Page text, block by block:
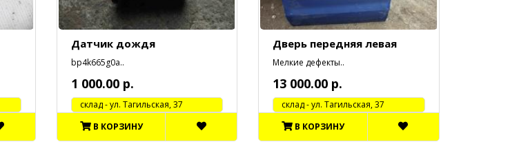
Датчик дождя
bp4k665g0a..
1 000.00 р.
cклад - ул. Тагильская, 37
В КОРЗИНУ
Дверь передняя левая
Мелкие дефекты..
13 000.00 р.
cклад - ул. Тагильская, 37
В КОРЗИНУ